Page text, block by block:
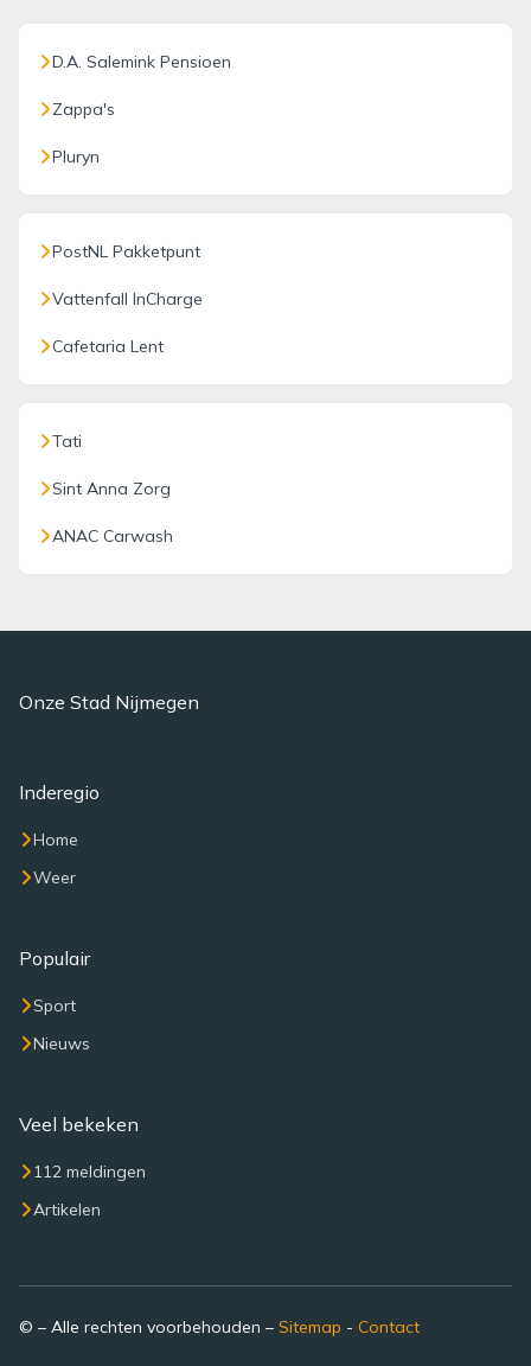
D.A. Salemink Pensioen
Zappa's
Pluryn
PostNL Pakketpunt
Vattenfall InCharge
Cafetaria Lent
Tati
Sint Anna Zorg
ANAC Carwash
Onze Stad Nijmegen
Inderegio
Home
Weer
Populair
Sport
Nieuws
Veel bekeken
112 meldingen
Artikelen
© – Alle rechten voorbehouden – Sitemap - Contact